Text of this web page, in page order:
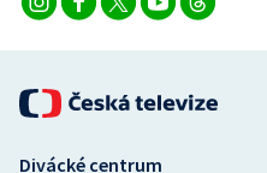
Divácké centrum